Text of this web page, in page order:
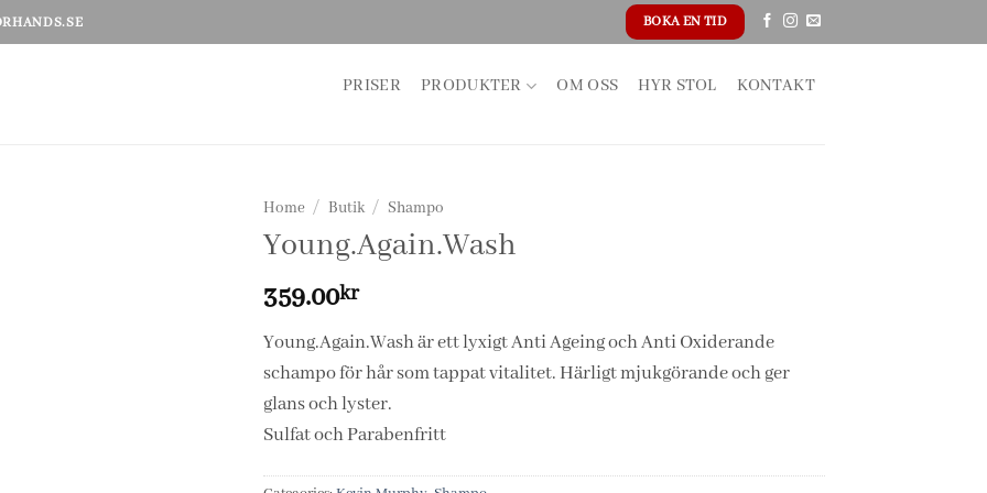
BOKA EN TID
PRISER PRODUKTER OM OSS HYR STOL KONTAKT
Home / Butik / Shampo
Young.Again.Wash
359.00kr
Young.Again.Wash är ett lyxigt Anti Ageing och Anti Oxiderande
schampo för hår som tappat vitalitet. Härligt mjukgörande och ger
glans och lyster.
Sulfat och Parabenfritt